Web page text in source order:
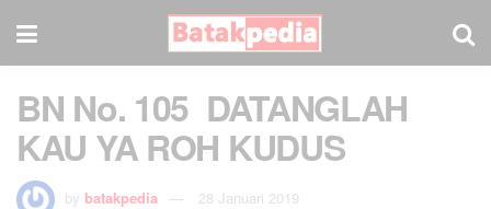
BN No. 105 DATANGLAH
KAU YA ROH KUDUS
by batakpedia 28 Januari 2019